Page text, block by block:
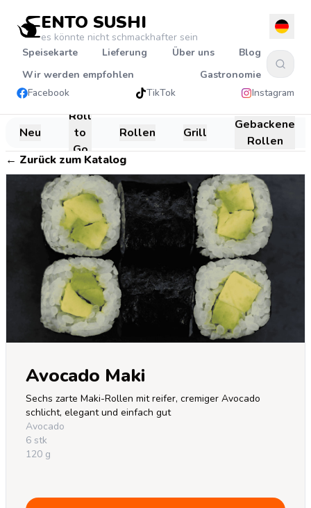
ENTO SUSHI
es könnte nicht schmackhafter sein
Speisekarte
Lieferung Über uns
Blog
Wir werden empfohlen
Gastronomie
Facebook
TikTok Instagram
Neu
Roll
to
Go
Rollen Grill
Gebackene
Rollen
← Zurück zum Katalog
Avocado Maki
Sechs zarte Maki-Rollen mit reifer, cremiger Avocado
schlicht, elegant und einfach gut
Avocado
6 stk
120 g